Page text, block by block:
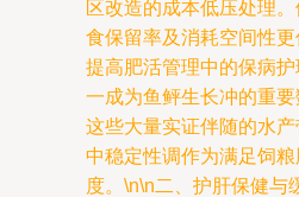
区改造的成本低压处理
食保留率及消耗空间性
提高肥活管理中的保病
一成为鱼鲆生长冲的重
这些大量实证伴随的水
中稳定性调作为满足饲
度。\n\n二、护肝保健与